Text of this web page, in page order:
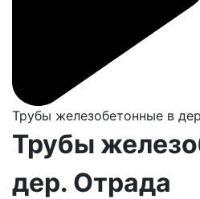
Трубы железобетонные в
Трубы
дер. Отрада